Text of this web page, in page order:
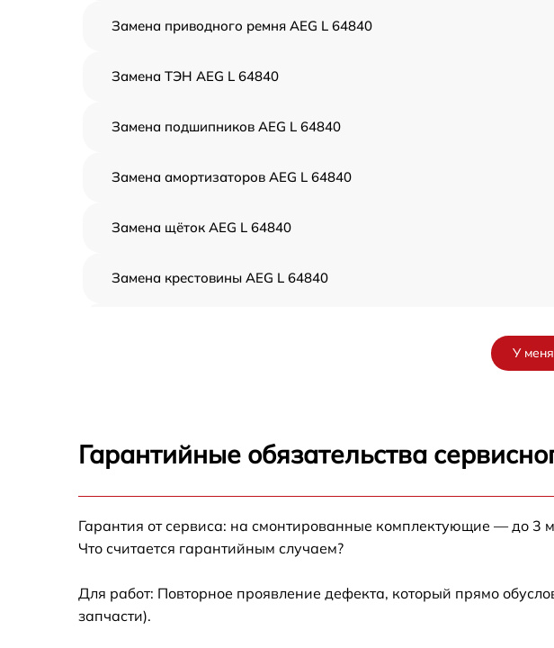
Замена приводного ремня AEG L 64840
Замена ТЭН AEG L 64840
Замена подшипников AEG L 64840
Замена амортизаторов AEG L 64840
Замена щёток AEG L 64840
Замена крестовины AEG L 64840
Замена УБЛ AEG L 64840
64840
У
Гарантийные обязательства
Гарантия от сервиса: на смонтированные комплектующие — до 3
Что считается гарантийным случаем?
Для работ: Повторное проявление дефекта, который прямо
запчасти).